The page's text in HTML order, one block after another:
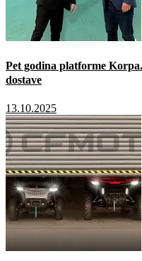
Pet godina platforme
dostave
13.10.2025